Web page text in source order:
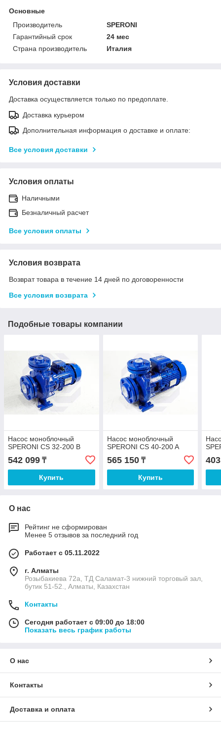
Основные
Производитель
SPERONI
Гарантийный срок
24 мес
Страна производитель
Италия
Условия доставки
Доставка осуществляется только по предоплате.
Доставка курьером
Дополнительная информация о доставке и оплате:
Все условия доставки
Условия оплаты
Наличными
Безналичный расчет
Все условия оплаты
Условия возврата
Возврат товара в течение 14 дней по договоренности
Все условия возврата
Подобные товары компании
Насос моноблочный
SPERONI CS 32-200 B
542 099 ₸
Купить
Насос моноблочный
SPERONI CS 40-200 A
565 150₸
Купить
О нас
Рейтинг не сформирован
Менее 5 отзывов за последний год
Работает с 05.11.2022
г. Алматы
Розыбакиева 72а, ТД Саламат-3 нижний торговый зал,
бутик 51-52., Алматы, Казахстан
Контакты
Сегодня работает с 09:00 до 18:00
Показать весь график работы
О нас
Контакты
Доставка и оплата